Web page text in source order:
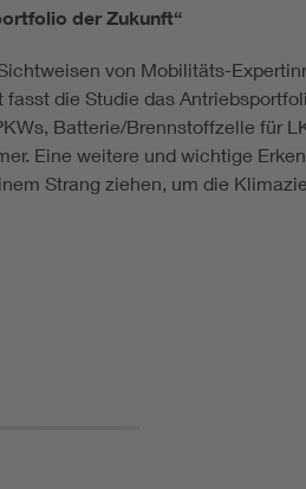
der Zukunft“
von Mobilitäts-
die Studie das
Batterie/Brennstoffzelle für
Eine weitere und wichtige
Strang ziehen, um die